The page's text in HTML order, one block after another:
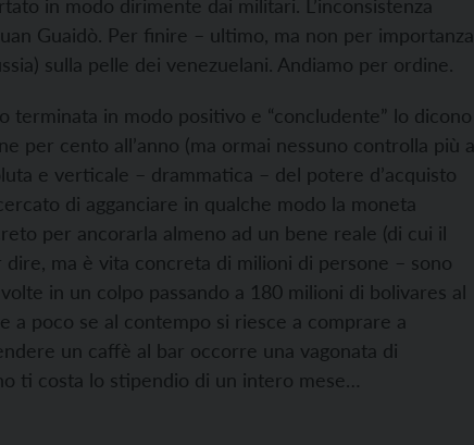
in modo dirimente dai militari. L’inconsistenza
Guaidò. Per finire – ultimo, ma non per importanza
sulla pelle dei venezuelani. Andiamo per ordine.
terminata in modo positivo e “concludente” lo dicono
per cento all’anno (ma ormai nessuno controlla più a
e verticale – drammatica – del potere d’acquisto
di agganciare in qualche modo la moneta
per ancorarla almeno ad un bene reale (di cui il
ma è vita concreta di milioni di persone – sono
in un colpo passando a 180 milioni di bolivares al
a poco se al contempo si riesce a comprare a
un caffè al bar occorre una vagonata di
ti costa lo stipendio di un intero mese…